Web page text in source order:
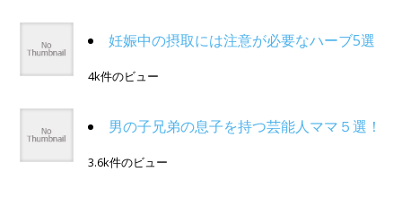
妊娠中の摂取には注意が必要なハーブ5選
4k件のビュー
男の子兄弟の息子を持つ芸能人ママ５選！
3.6k件のビュー